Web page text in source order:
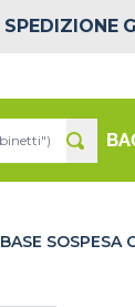
SPEDIZIONE
BASE SOSPESA